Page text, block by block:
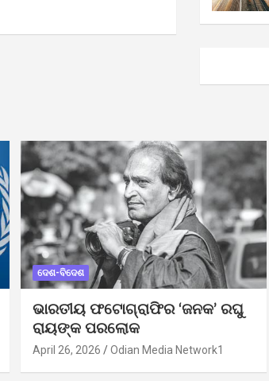
ଦେଶ-ବିଦେଶ
ଭାରତୀୟ ଫଟୋଗ୍ରାଫିର ‘ଜନକ’ ରଘୁ
ରାୟଙ୍କ ପରଲୋକ
April 26, 2026 Odian Media Network1